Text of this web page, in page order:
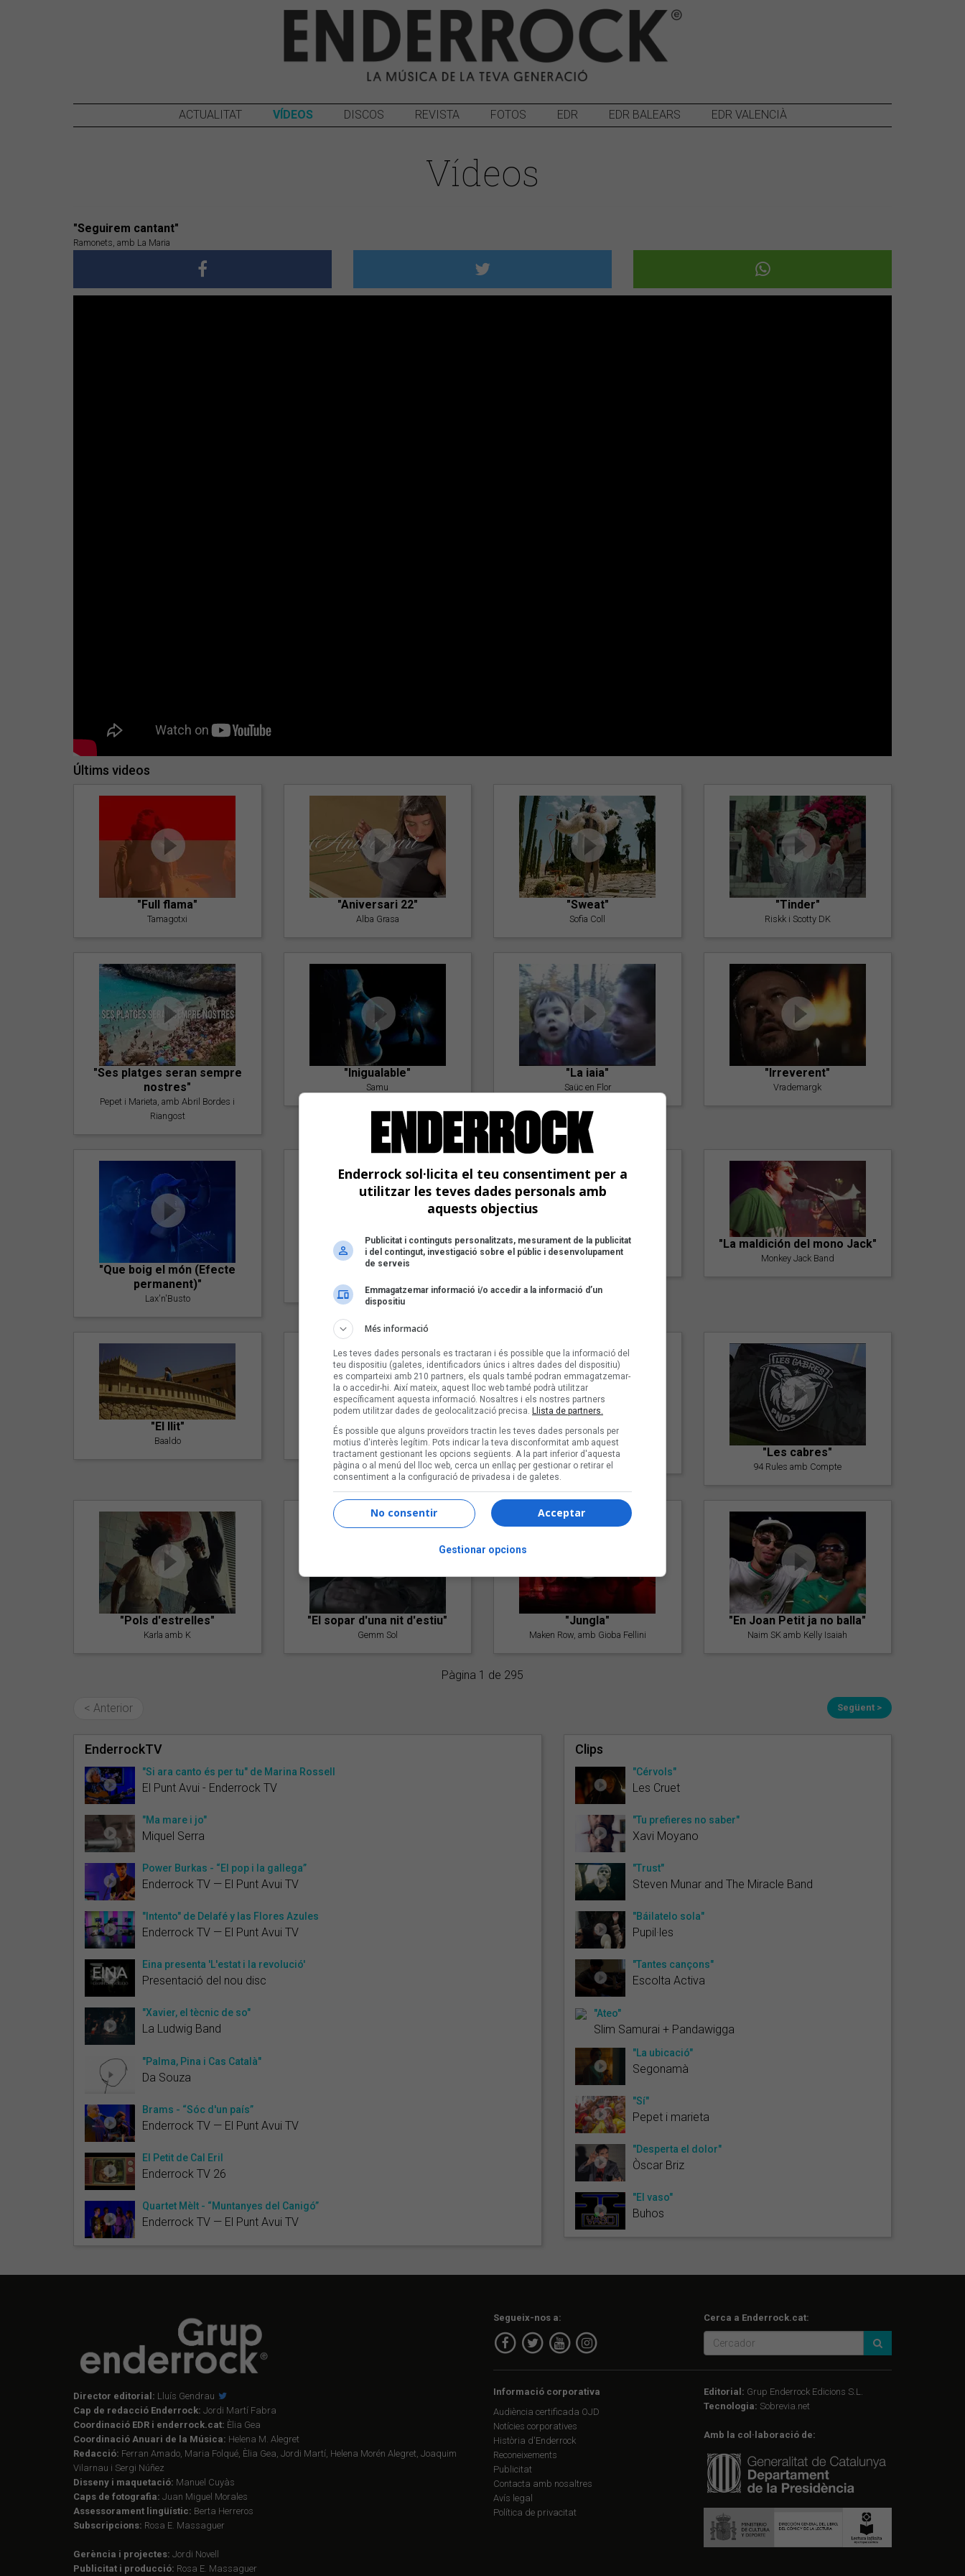
ACTUALITAT VÍDEOS DISCOS REVISTA FOTOS EDR EDR BALEARS EDR VALENCIÀ
Vídeos
"Seguirem cantant"
Ramonets, amb La Maria
Últims videos
"Full flama"
Tamagotxi
"Aniversari 22"
Alba Grasa
"Sweat"
Sofia Coll
"Tinder"
Riskk i Scotty DK
"Ses platges seran sempre
nostres"
Pepet i Marieta, amb Abril Bordes i
Riangost
"Inigualable"
Samu
"La iaia"
Saüc en Flor
"Irreverent"
Vrademargk
"Que boig el món (Efecte
permanent)"
Lax'n'Busto
"Amb tu"
"Postlude To A Kiss"
Goran Levi
"La maldición del mono Jack"
Monkey Jack Band
"El llit"
Baaldo
"Lo bueno y lo malo"
Carmen y María
"Posidònia"
Pep Álvarez amb Joan Muntaner
(Xanguito)
"Les cabres"
94 Rules amb Compte
"Pols d'estrelles"
Karla amb K
"El sopar d'una nit d'estiu"
Gemm Sol
"Jungla"
Maken Row, amb Gioba Fellini
"En Joan Petit ja no balla"
Naim SK amb Kelly Isaiah
Pàgina 1 de 295
< Anterior Següent >
EnderrockTV
"Si ara canto és per tu" de Marina Rossell
El Punt Avui - Enderrock TV
"Ma mare i jo"
Miquel Serra
Power Burkas - “El pop i la gallega”
Enderrock TV — El Punt Avui TV
"Intento" de Delafé y las Flores Azules
Enderrock TV — El Punt Avui TV
Eina presenta 'L'estat i la revolució'
Presentació del nou disc
"Xavier, el tècnic de so"
La Ludwig Band
"Palma, Pina i Cas Català"
Da Souza
Brams - “Sóc d'un país”
Enderrock TV — El Punt Avui TV
El Petit de Cal Eril
Enderrock TV 26
Quartet Mèlt - “Muntanyes del Canigó”
Enderrock TV — El Punt Avui TV
Clips
"Cérvols"
Les Cruet
"Tu prefieres no saber"
Xavi Moyano
"Trust"
Steven Munar and The Miracle Band
"Báilatelo sola"
Pupil·les
"Tantes cançons"
Escolta Activa
"Ateo"
Slim Samurai + Pandawigga
"La ubicació"
Segonamà
"Sí"
Pepet i marieta
"Desperta el dolor"
Òscar Briz
"El vaso"
Buhos
Director editorial: Lluís Gendrau
Cap de redacció Enderrock: Jordi Martí Fabra
Coordinació EDR i enderrock.cat: Èlia Gea
Coordinació Anuari de la Música: Helena M. Alegret
Redacció: Ferran Amado, Maria Folqué, Èlia Gea, Jordi Martí, Helena Morén Alegret, Joaquim
Vilarnau i Sergi Núñez
Disseny i maquetació: Manuel Cuyàs
Caps de fotografia: Juan Miguel Morales
Assessorament lingüístic: Berta Herreros
Subscripcions: Rosa E. Massaguer
Gerència i projectes: Jordi Novell
Publicitat i producció: Rosa E. Massaguer
Segueix-nos a: Cerca a Enderrock.cat:
Informació corporativa
Audiència certificada OJD
Notícies corporatives
Història d'Enderrock
Reconeixements
Publicitat
Contacta amb nosaltres
Avís legal
Política de privacitat
Editorial: Grup Enderrock Edicions S.L.
Tecnologia: Sobrevia.net
Amb la col·laboració de:
Enderrock sol·licita el teu consentiment per a
utilitzar les teves dades personals amb
aquests objectius
Publicitat i continguts personalitzats, mesurament de la publicitat
i del contingut, investigació sobre el públic i desenvolupament
de serveis
Emmagatzemar informació i/o accedir a la informació d’un
dispositiu
Més informació
Les teves dades personals es tractaran i és possible que la informació del
teu dispositiu (galetes, identificadors únics i altres dades del dispositiu)
es comparteixi amb 210 partners, els quals també podran emmagatzemar-
la o accedir-hi. Així mateix, aquest lloc web també podrà utilitzar
específicament aquesta informació. Nosaltres i els nostres partners
podem utilitzar dades de geolocalització precisa. Llista de partners.
És possible que alguns proveïdors tractin les teves dades personals per
motius d'interès legítim. Pots indicar la teva disconformitat amb aquest
tractament gestionant les opcions següents. A la part inferior d'aquesta
pàgina o al menú del lloc web, cerca un enllaç per gestionar o retirar el
consentiment a la configuració de privadesa i de galetes.
Acceptar
No consentir
Gestionar opcions